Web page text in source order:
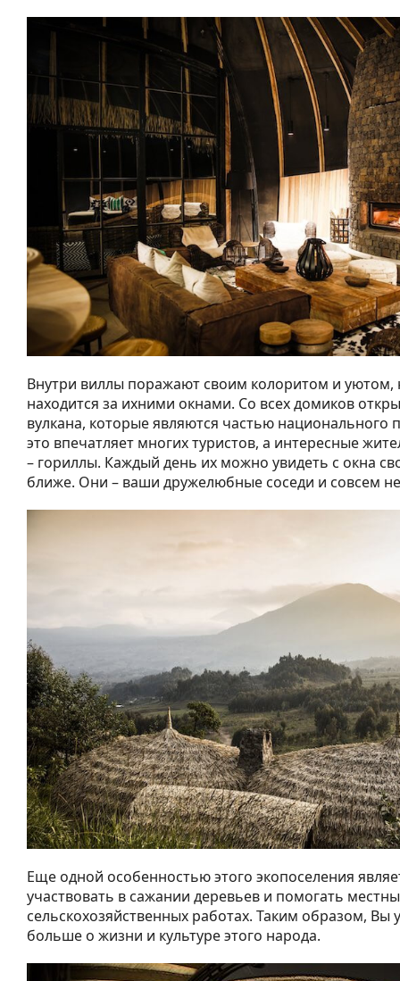
Внутри виллы поражают своим колоритом и уютом,
находится за ихними окнами. Со всех домиков
вулкана, которые являются частью национального
это впечатляет многих туристов, а интересные
– гориллы. Каждый день их можно увидеть с окна
ближе. Они – ваши дружелюбные соседи и совсем
Еще одной особенностью этого экопоселения
участвовать в сажании деревьев и помогать
сельскохозяйственных работах. Таким образом, Вы
больше о жизни и культуре этого народа.